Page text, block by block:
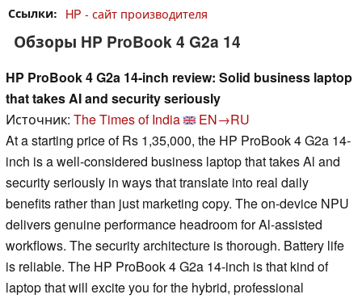
Ссылки HP - сайт производителя
Обзоры HP ProBook 4 G2a 14
HP ProBook 4 G2a 14-inch review: Solid business laptop
that takes AI and security seriously
Источник: The Times of India
EN→RU
At a starting price of Rs 1,35,000, the HP ProBook 4 G2a 14-
inch is a well-considered business laptop that takes Al and
security seriously in ways that translate into real daily
benefits rather than just marketing copy. The on-device NPU
delivers genuine performance headroom for Al-assisted
workflows. The security architecture is thorough. Battery life
is reliable. The HP ProBook 4 G2a 14-inch is that kind of
laptop that will excite you for the hybrid, professional